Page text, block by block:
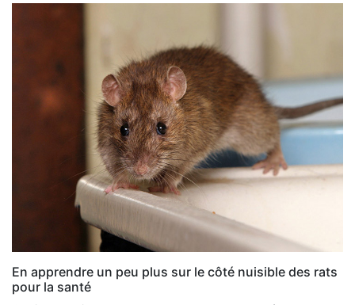
En apprendre un peu plus sur le côté nuisible des rats
pour la santé